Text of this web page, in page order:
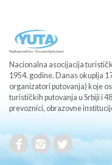
Nacionalna asocijacija
1954. godine. Danas okuplja
organizatori putovanja) koje
turističkih putovanja u Srbiji i
prevoznici, obrazovne